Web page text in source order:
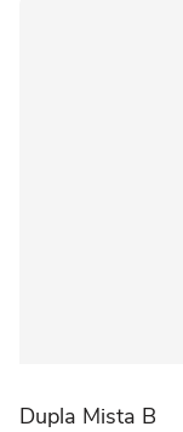
Dupla Mista B